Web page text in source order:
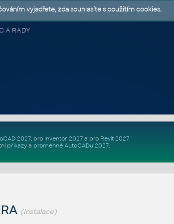
A RADY
2027, pro Inventor 2027a pro Revit 2027.
příkazya proměnné AutoCADu 2027.
(Instalace)
vyjadřete, zda souhlasíte s použitím cookies.